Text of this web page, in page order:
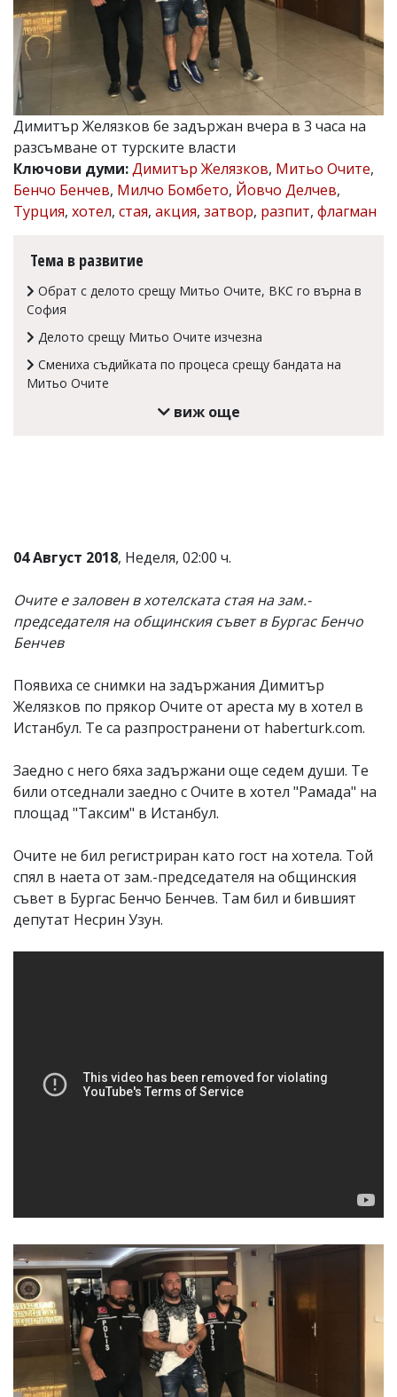
v.vasilev@flagman.bg
Катя
Касабова,
еmail:
k.kassabova@flagman.bg
Главен
редактор:
Иван
Колев,
email:
office@flagman.bg
Коментарите
под
въвеждат
читателите
носи
отговорност
ни!
Димитър Желязков бе задържан вчера в 3 часа на
разсъмване от турските власти
Ключови думи:Димитър Желязков, Митьо Очите,
Бенчо Бенчев, Милчо Бомбето, Йовчо Делчев,
Турция, хотел, стая, акция, затвор, разпит, флагман
Тема в развитие
Обрат с делото срещу Митьо Очите, ВКС го върна в
София
Делото срещу Митьо Очите изчезна
Смениха съдийката по процеса срещу бандата на
Митьо Очите
виж още
04 Август 2018, Неделя, 02:00 ч.
Очите е заловен в хотелската стая на зам.-
председателя на общинския съвет в Бургас Бенчо
Бенчев
Появиха се снимки на задържания Димитър
Желязков по прякор Очите от ареста му в хотел в
Истанбул. Те са разпространени от haberturk.com.
Заедно с него бяха задържани още седем души. Те
били отседнали заедно с Очите в хотел "Рамада" на
площад "Таксим" в Истанбул.
Очите не бил регистриран като гост на хотела. Той
спял в наета от зам.-председателя на общинския
съвет в Бургас Бенчо Бенчев. Там бил и бившият
депутат Несрин Узун.